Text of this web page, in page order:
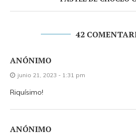
42
ANÓNIMO
junio 21, 2023 - 1:31 pm
Riquísimo!
ANÓNIMO